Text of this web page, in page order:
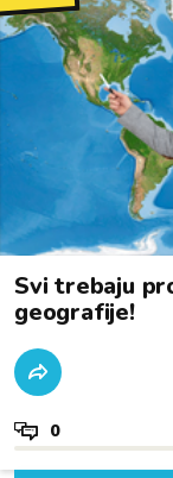
Svi trebaju
geografije!
0